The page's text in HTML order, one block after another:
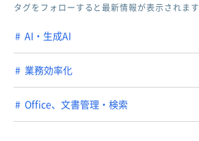
タグをフォローすると最新情報が表示されます
AI・生成AI
業務効率化
Office、文書管理・検索